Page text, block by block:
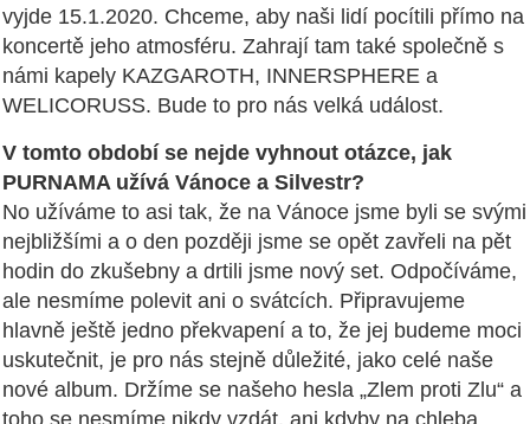
vyjde 15.1.2020. Chceme, aby naši lidí pocítili přímo na
koncertě jeho atmosféru. Zahrají tam také společně s
námi kapely KAZGAROTH, INNERSPHERE a
WELICORUSS. Bude to pro nás velká událost.
V tomto období se nejde vyhnout otázce, jak
PURNAMA užívá Vánoce a Silvestr?
No užíváme to asi tak, že na Vánoce jsme byli se svými
nejbližšími a o den později jsme se opět zavřeli na pět
hodin do zkušebny a drtili jsme nový set. Odpočíváme,
ale nesmíme polevit ani o svátcích. Připravujeme
hlavně ještě jedno překvapení a to, že jej budeme moci
uskutečnit, je pro nás stejně důležité, jako celé naše
nové album. Držíme se našeho hesla „Zlem proti Zlu“ a
toho se nesmíme nikdy vzdát, ani kdyby na chleba